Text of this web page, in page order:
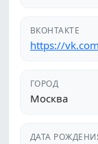
ВКОНТАКТЕ
https://
ГОРОД
Москва
ДАТА